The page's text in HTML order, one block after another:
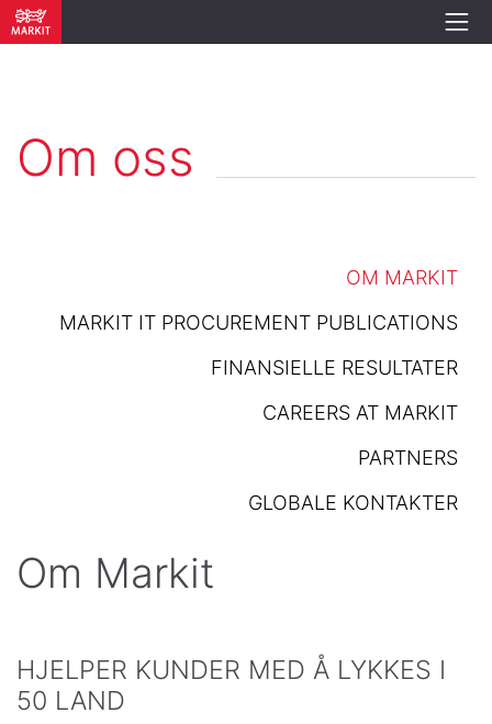
Om oss
OM MARKIT
MARKIT IT PROCUREMENT PUBLICATIONS
FINANSIELLE RESULTATER
CAREERS AT MARKIT
PARTNERS
GLOBALE KONTAKTER
Om Markit
HJELPER KUNDER MED Å LYKKES I
50 LAND